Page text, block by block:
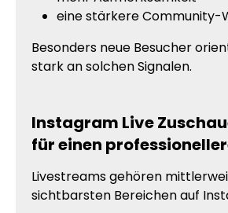
eine stärkere Community-
Besonders neue Besucher
stark an solchen Signalen.
Instagram Live
für einen
Livestreams gehören
sichtbarsten Bereichen auf